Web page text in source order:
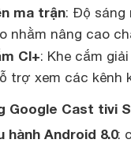
ma trận: Độ sáng
nhằm nâng cao
Cl+: Khe cắm
trợ xem các kênh
Google Cast tivi
hành Android 8.0: